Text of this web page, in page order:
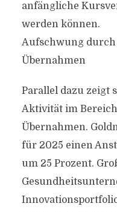
anfängliche
werden können.
Aufschwung durch
Übernahmen
Parallel dazu zeigt
Aktivität im
Übernahmen.
für 2025 einen
um 25 Prozent.